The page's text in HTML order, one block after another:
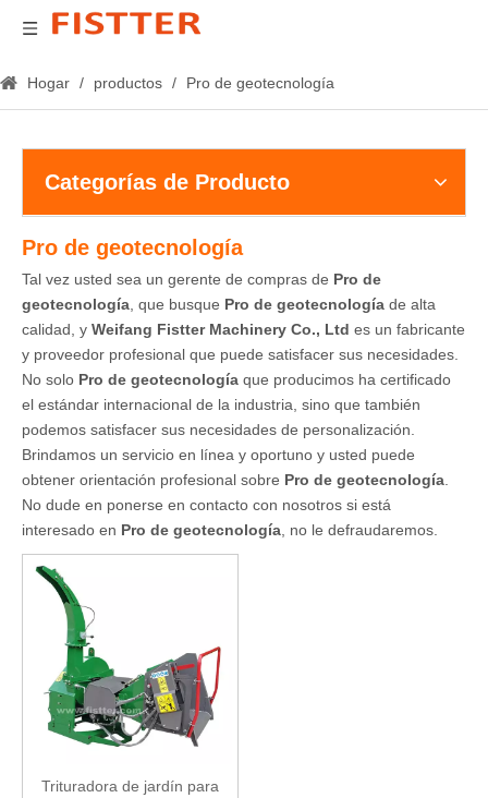
Hogar / productos / Pro de geotecnología
Categorías de Producto
Pro de geotecnología
Tal vez usted sea un gerente de compras de Pro de
geotecnología , que busque Pro de geotecnología de alta
calidad, y Weifang Fistter Machinery Co., Ltd es un fabricante
y proveedor profesional que puede satisfacer sus necesidades.
No solo Pro de geotecnología que producimos ha certificado
el estándar internacional de la industria, sino que también
podemos satisfacer sus necesidades de personalización.
Brindamos un servicio en línea y oportuno y usted puede
obtener orientación profesional sobre Pro de geotecnología
No dude en ponerse en contacto con nosotros si está
interesado en Pro de geotecnología , no le defraudaremos.
Trituradora de jardín para